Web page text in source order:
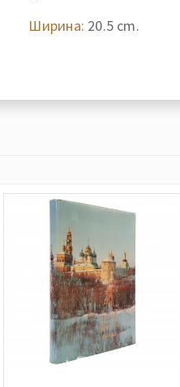
Ширина: 20.5 cm.